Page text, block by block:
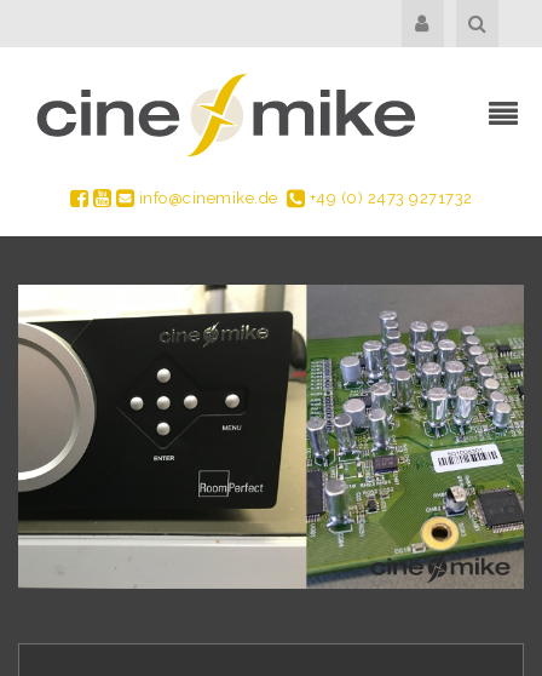
info@cinemike.de +49 (0) 2473 9271732